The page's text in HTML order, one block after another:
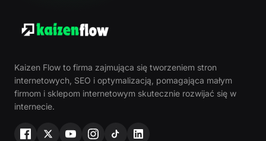
Kaizen Flow to firma zajmująca się tworzeniem stron
internetowych, SEO i optymalizacją, pomagająca małym
firmom i sklepom internetowym skutecznie rozwijać się w
internecie.